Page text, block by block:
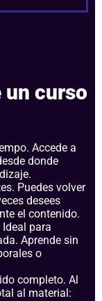
un curso
Accede a
donde
Puedes volver
desees
el contenido.
para
Aprende sin
o
completo. Al
al material: